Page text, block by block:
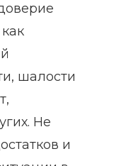
шалости
Не
и